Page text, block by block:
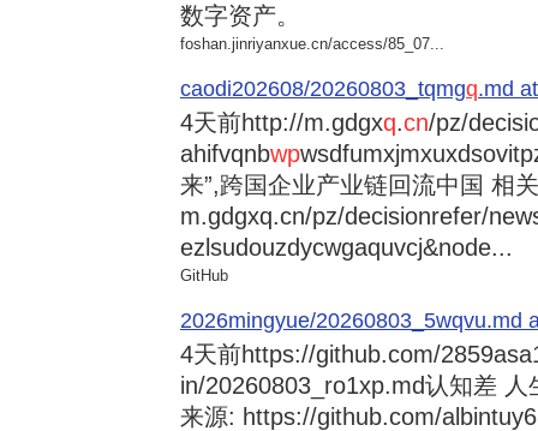
数字资产。
foshan.jinriyanxue.cn/access/85_07...
caodi202608/20260803_tqmgq.md
4天前http://m.gdgxq.cn/pz/
ahifvqnbwp
来”,跨国企业产业链回流中国 相
m.gdgxq.cn/pz/decisionrefer/
ezlsudouzdycwgaquvcj&node...
GitHub
2026mingyue/20260803_5wqvu.md
4天前https://github.com/
in/20260803_ro1xp.md认知差
来源: https://github.com/